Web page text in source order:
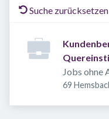
Suche zurücksetzen
Jobs ohne
69